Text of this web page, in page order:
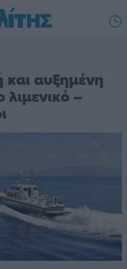
αυξημένη
λιμενικό –